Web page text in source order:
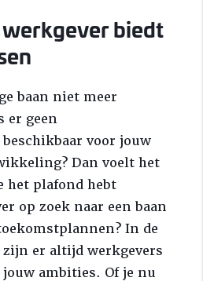
biedt
baan niet meer
er geen
voor jouw
Dan voelt het
het plafond hebt
op zoek naar een baan
In de
er altijd werkgevers
ambities. Of je nu